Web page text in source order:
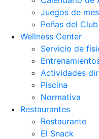
Juegos de
Peñas del Club
Wellness Center
Servicio de
Actividades
Piscina
Normativa
Restaurantes
Restaurante
El Snack